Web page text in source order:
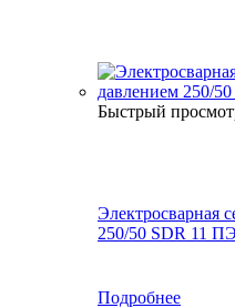
Быстрый
Электросварная
250/50 SDR 11
Подробнее